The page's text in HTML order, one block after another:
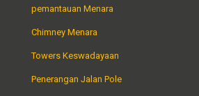
pemantauan Menara
Chimney Menara
Towers Keswadayaan
Penerangan Jalan Pole